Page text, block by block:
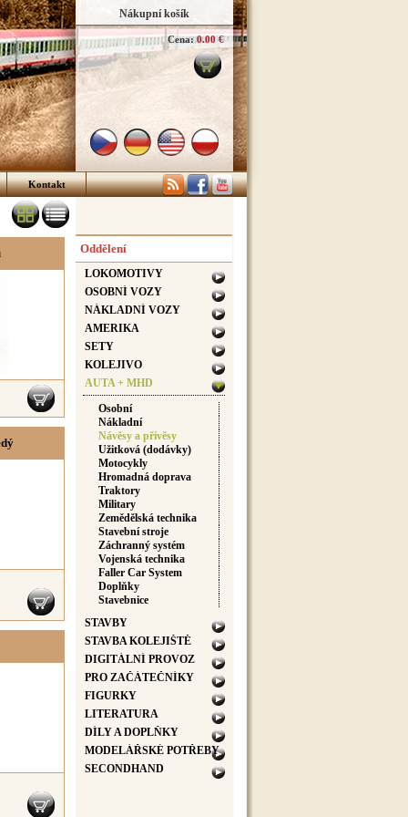
Nákupní košík
Cena: 0.00 €
Kontakt
Oddělení
LOKOMOTIVY
OSOBNÍ VOZY
NÁKLADNÍ VOZY
AMERIKA
SETY
KOLEJIVO
AUTA + MHD
Osobní
Nákladní
Návěsy a přívěsy
Užitková (dodávky)
Motocykly
Hromadná doprava
Traktory
Military
Zemědělská technika
Stavební stroje
Záchranný systém
Vojenská technika
Faller Car System
Doplňky
Stavebnice
STAVBY
STAVBA KOLEJIŠTĚ
DIGITÁLNÍ PROVOZ
PRO ZAČÁTEČNÍKY
FIGURKY
LITERATURA
DÍLY A DOPLŇKY
MODELÁŘSKÉ POTŘEBY
SECONDHAND